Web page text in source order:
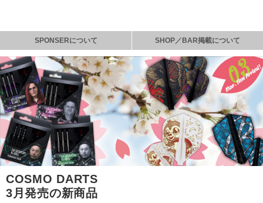
SPONSERについて SHOP／BAR掲載について
COSMO DARTS
3月発売の新商品